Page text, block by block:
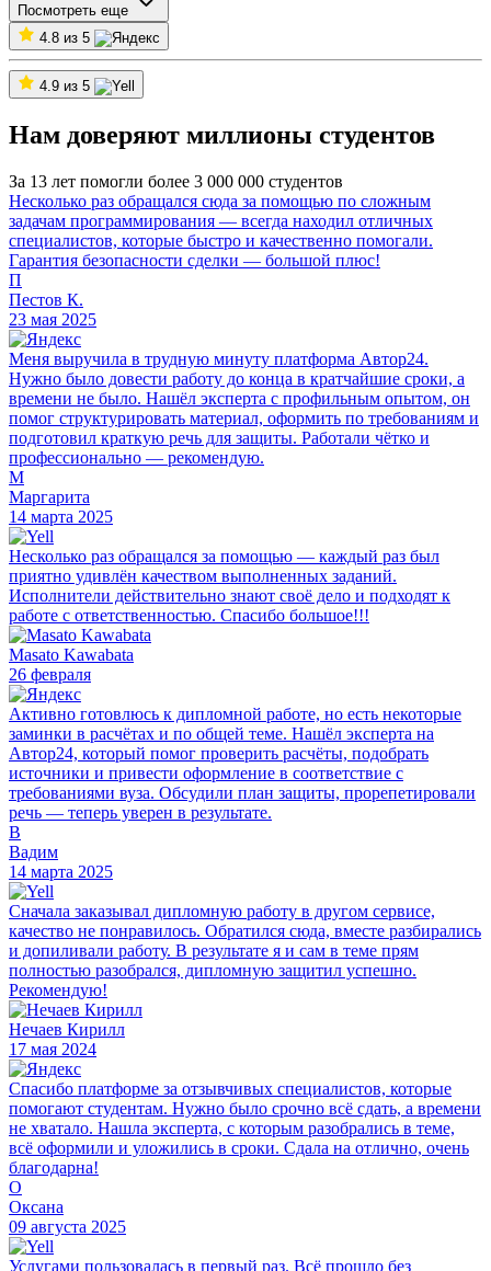
Посмотреть еще
4.8 из 5
4.9 из 5
Нам доверяют миллионы студентов
За 13 лет помогли более 3 000 000 студентов
Несколько раз обращался сюда за помощью по сложным
задачам программирования — всегда находил отличных
специалистов, которые быстро и качественно помогали.
Гарантия безопасности сделки — большой плюс!
П
Пестов К.
23 мая 2025
Меня выручила в трудную минуту платформа Автор24.
Нужно было довести работу до конца в кратчайшие сроки, а
времени не было. Нашёл эксперта с профильным опытом, он
помог структурировать материал, оформить по требованиям и
подготовил краткую речь для защиты. Работали чётко и
профессионально — рекомендую.
М
Маргарита
14 марта 2025
Несколько раз обращался за помощью — каждый раз был
приятно удивлён качеством выполненных заданий.
Исполнители действительно знают своё дело и подходят к
работе с ответственностью. Спасибо большое!!!
Masato Kawabata
26 февраля
Активно готовлюсь к дипломной работе, но есть некоторые
заминки в расчётах и по общей теме. Нашёл эксперта на
Автор24, который помог проверить расчёты, подобрать
источники и привести оформление в соответствие с
требованиями вуза. Обсудили план защиты, прорепетировали
речь — теперь уверен в результате.
В
Вадим
14 марта 2025
Сначала заказывал дипломную работу в другом сервисе,
качество не понравилось. Обратился сюда, вместе разбирались
и допиливали работу. В результате я и сам в теме прям
полностью разобрался, дипломную защитил успешно.
Рекомендую!
Нечаев Кирилл
17 мая 2024
Спасибо платформе за отзывчивых специалистов, которые
помогают студентам. Нужно было срочно всё сдать, а времени
не хватало. Нашла эксперта, с которым разобрались в теме,
всё оформили и уложились в сроки. Сдала на отлично, очень
благодарна!
О
Оксана
09 августа 2025
Услугами пользовалась в первый раз. Всё прошло без